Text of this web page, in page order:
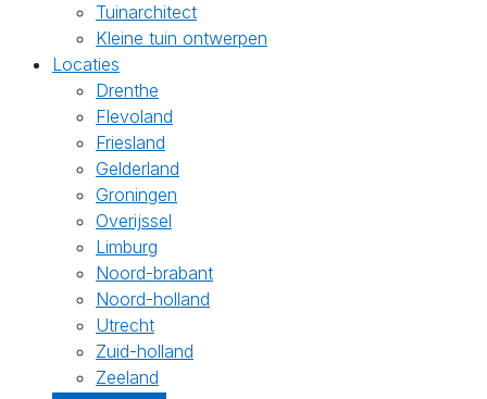
Tuinarchitect
Kleine tuin ontwerpen
Locaties
Drenthe
Flevoland
Friesland
Gelderland
Groningen
Overijssel
Limburg
Noord-brabant
Noord-holland
Utrecht
Zuid-holland
Zeeland